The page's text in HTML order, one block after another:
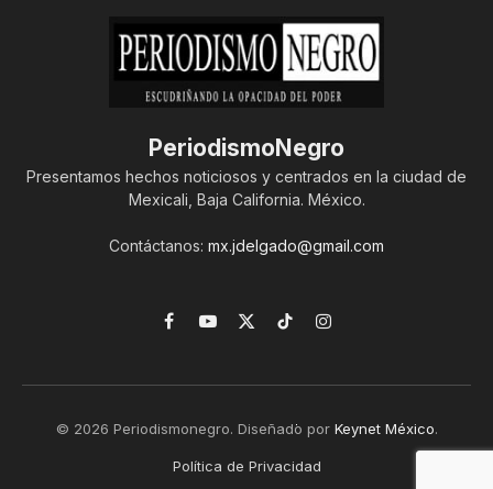
PeriodismoNegro
Presentamos hechos noticiosos y centrados en la ciudad de
Mexicali, Baja California. México.
Contáctanos: mx.jdelgado@gmail.com
Facebook
YouTube
X
TikTokInstagram
© 2026 Periodismonegro. Diseñado por Keynet México.
Política de Privacidad